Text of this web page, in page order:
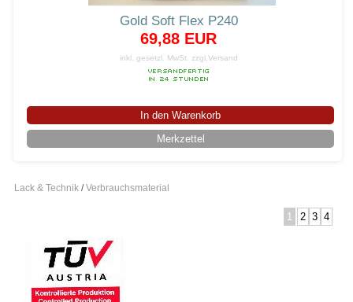
Gold Soft Flex P240
69,88 EUR
inkl. gesetzl. MwSt. zzgl.Versand
In den Warenkorb
Merkzettel
Lack & Technik /Verbrauchsmaterial
1 2 3 4